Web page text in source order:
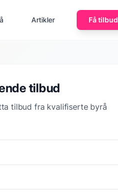
Artikler Få tilbud
tilbud
tilbud fra kvalifiserte byrå